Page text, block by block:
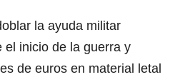
la ayuda militar
el inicio de la guerra y
de euros en material letal